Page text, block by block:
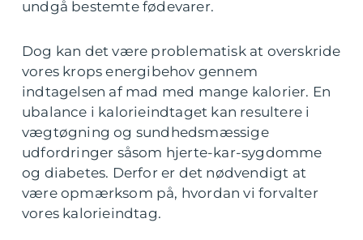
undgå bestemte fødevarer.
Dog kan det være problematisk at overskride
vores krops energibehov gennem
indtagelsen af mad med mange kalorier. En
ubalance i kalorieindtaget kan resultere i
vægtøgning og sundhedsmæssige
udfordringer såsom hjerte-kar-sygdomme
og diabetes. Derfor er det nødvendigt at
være opmærksom på, hvordan vi forvalter
vores kalorieindtag.